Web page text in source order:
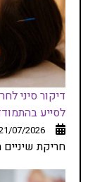
דיקור סיני
לסייע
07/2026
חריקת שיניים